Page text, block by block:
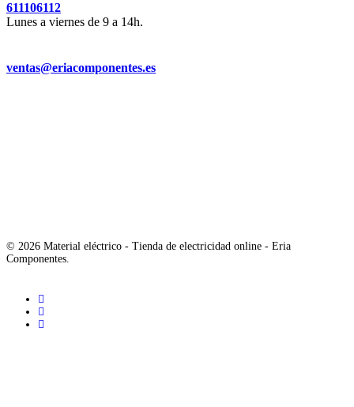
611106112
Lunes a viernes de 9 a 14h.
ventas@eriacomponentes.es
© 2026 Material eléctrico - Tienda de electricidad online - Eria
Componentes.
twitter
facebook
instagram